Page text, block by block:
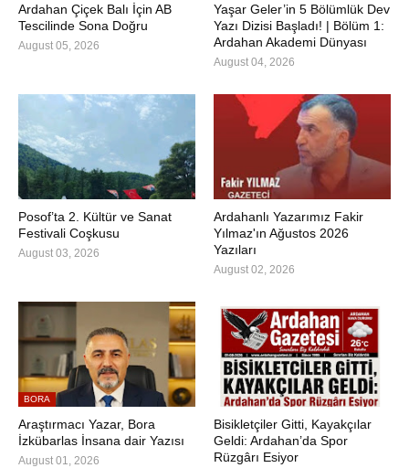
Ardahan Çiçek Balı İçin AB
Tescilinde Sona Doğru
August 05, 2026
Yaşar Geler’in 5 Bölümlük Dev
Yazı Dizisi Başladı! | Bölüm 1:
Ardahan Akademi Dünyası
August 04, 2026
Posof’ta 2. Kültür ve Sanat
Festivali Coşkusu
August 03, 2026
Ardahanlı Yazarımız Fakir
Yılmaz'ın Ağustos 2026
Yazıları
August 02, 2026
BORA
Araştırmacı Yazar, Bora
İzkübarlas İnsana dair Yazısı
August 01, 2026
Bisikletçiler Gitti, Kayakçılar
Geldi: Ardahan’da Spor
Rüzgârı Esiyor